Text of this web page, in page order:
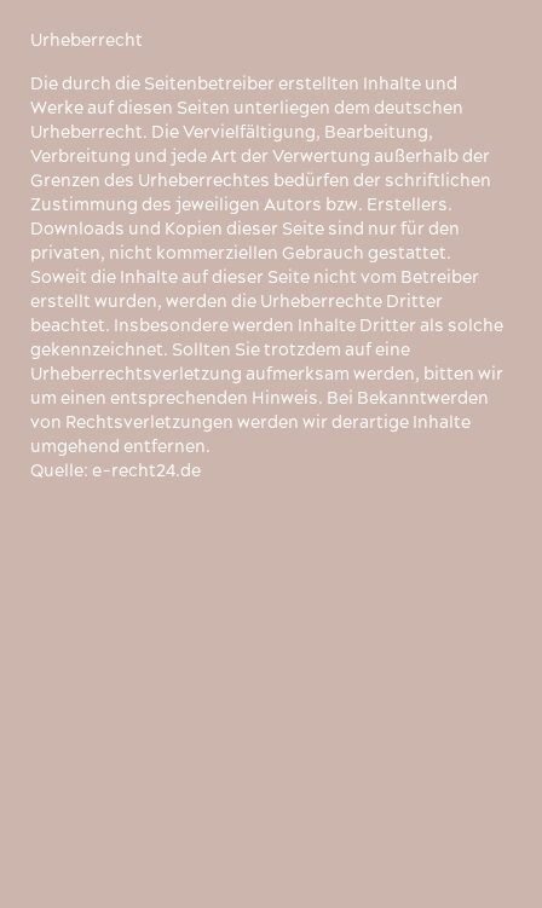
Urheberrecht
Die durch die Seitenbetreiber erstellten Inhalte und
Werke auf diesen Seiten unterliegen dem deutschen
Urheberrecht. Die Vervielfältigung, Bearbeitung,
Verbreitung und jede Art der Verwertung außerhalb der
Grenzen des Urheberrechtes bedürfen der schriftlichen
Zustimmung des jeweiligen Autors bzw. Erstellers.
Downloads und Kopien dieser Seite sind nur für den
privaten, nicht kommerziellen Gebrauch gestattet.
Soweit die Inhalte auf dieser Seite nicht vom Betreiber
erstellt wurden, werden die Urheberrechte Dritter
beachtet. Insbesondere werden Inhalte Dritter als solche
gekennzeichnet. Sollten Sie trotzdem auf eine
Urheberrechtsverletzung aufmerksam werden, bitten wir
um einen entsprechenden Hinweis. Bei Bekanntwerden
von Rechtsverletzungen werden wir derartige Inhalte
umgehend entfernen.
Quelle: e-recht24.de